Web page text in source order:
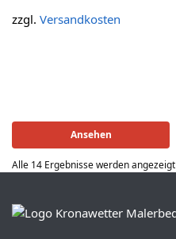
zzgl. Versandkosten
Ansehen
Alle 14 Ergebnisse werden angezeigt